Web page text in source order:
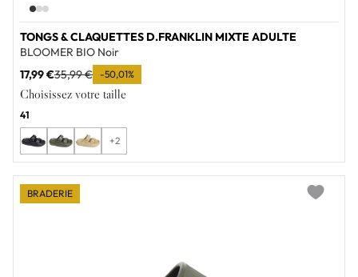
TONGS & CLAQUETTES D.FRANKLIN MIXTE ADULTE
BLOOMER BIO Noir
17,99 €35,99 € -50,01%
Choisissez votre taille
41
+2
BRADERIE